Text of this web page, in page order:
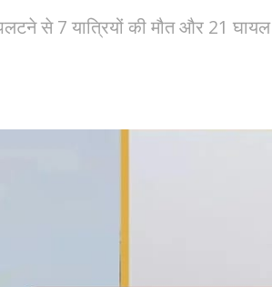
से 7 यात्रियों की मौत और 21